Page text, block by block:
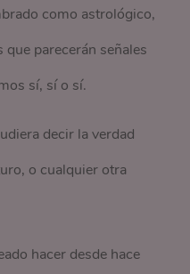
como astrológico,
parecerán señales
sí, sí o sí.
decir la verdad
o cualquier otra
hacer desde hace